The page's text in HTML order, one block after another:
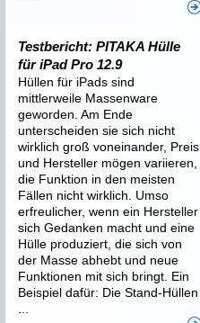
Testbericht: PITAKA Hülle
für iPad Pro 12.9
Hüllen für iPads sind
mittlerweile Massenware
geworden. Am Ende
unterscheiden sie sich nicht
wirklich groß voneinander, Preis
und Hersteller mögen variieren,
die Funktion in den meisten
Fällen nicht wirklich. Umso
erfreulicher, wenn ein Hersteller
sich Gedanken macht und eine
Hülle produziert, die sich von
der Masse abhebt und neue
Funktionen mit sich bringt. Ein
Beispiel dafür: Die Stand-Hüllen